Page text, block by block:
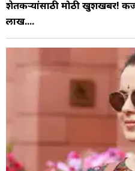
शेतकऱ्यांसाठी मोठी खुशखबर!
लाख....